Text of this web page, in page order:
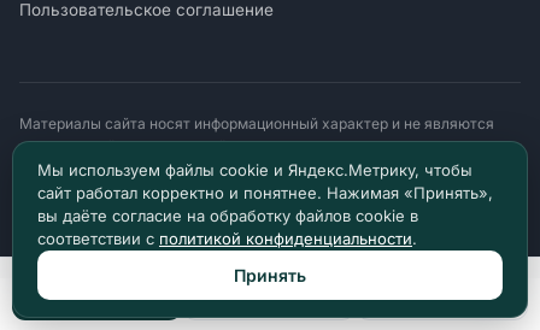
Пользовательское соглашение
Материалы сайта носят информационный характер и не являются
юридической консультацией. © 2026 Право Доступно.
SUDZAKON.RU
Оператор персональных данных: ООО «ЯЛАНЖИ И ПАРТНЕРЫ»
ИНН 9717182760 · ОГРН 1257700370641
129085, г. Москва, проезд Ольминского, д. 4, помещ. 8н
Мы используем файлы cookie и Яндекс.Метрику, чтобы
сайт работал корректно и понятнее. Нажимая «Принять»,
вы даёте согласие на обработку файлов cookie в
соответствии с политикой конфиденциальности.
Принять